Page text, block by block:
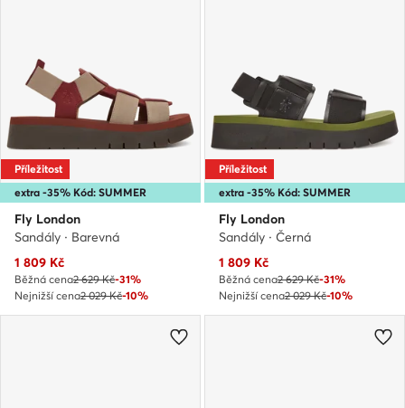
extra -35% Kód: SUMMER
Příležitost
Fly London
Sandály · Barevná
Aktuální cena
1 809 Kč
Běžná cena2 629 Kč-31%
Nejnižší cena2 029 Kč-10%
extra -35% Kód: SUMMER
Příležitost
Fly London
Sandály · Černá
Aktuální cena
1 809 Kč
Běžná cena2 629 Kč-31%
Nejnižší cena2 029 Kč-10%